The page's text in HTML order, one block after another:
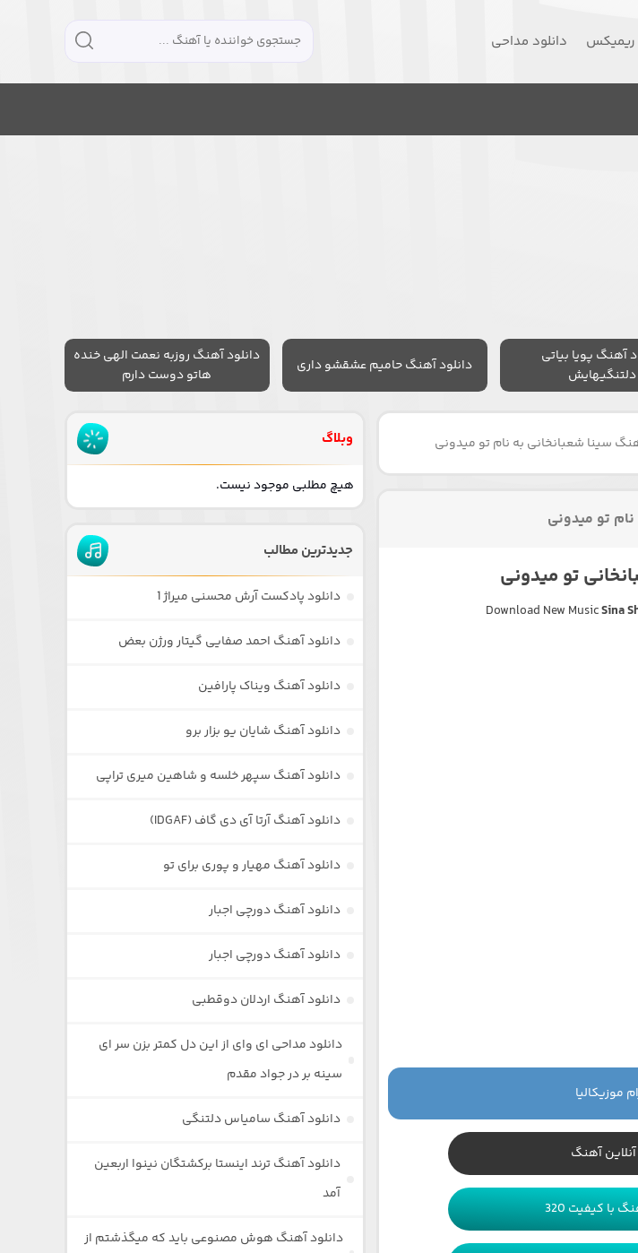
ریمیکس دانلود مداحی
آهنگ پویا بیاتی
دلتنگیهایش
دانلود آهنگ حامیم عشقشو داری
دانلود آهنگ روزبه نعمت الهی خنده
هاتو دوست دارم
سینا شعبانخانی به نام تو میدونی
تو میدونی
تو میدونی
Download New MusicSina
موزیکالیا
آهنگ
با کیفیت 320
وبلاگ
هیچ مطلبی موجود نیست.
جدیدترین مطالب
دانلود پادکست آرش محسنی میراژ 1
دانلود آهنگ احمد صفایی گیتار ورژن بعض
دانلود آهنگ ویناک پارافین
دانلود آهنگ شایان یو بزار برو
دانلود آهنگ سپهر خلسه و شاهین میری تراپی
دانلود آهنگ آرتا آی دی گاف (IDGAF)
دانلود آهنگ مهیار و پوری برای تو
دانلود آهنگ دورچی اجبار
دانلود آهنگ دورچی اجبار
دانلود آهنگ اردلان دوقطبی
دانلود مداحی ای وای از این دل کمتر بزن سر ای
سینه بر در جواد مقدم
دانلود آهنگ سامیاس دلتنگی
دانلود آهنگ ترند اینستا برکشتگان نینوا اربعین
آمد
دانلود آهنگ هوش مصنوعی باید که میگذشتم از